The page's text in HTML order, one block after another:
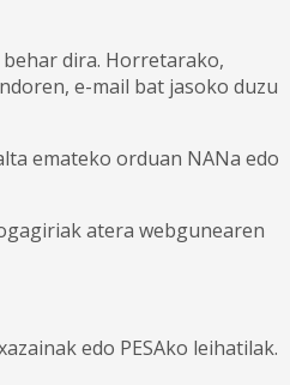
dira. Horretarako,
e-mail bat jasoko duzu
emateko orduan NANa edo
atera webgunearen
edo PESAko leihatilak.